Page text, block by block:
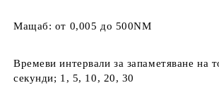
Мащаб: от 0,005 до 500NM
Времеви интервали за запаметяване на
секунди; 1, 5, 10, 20, 30